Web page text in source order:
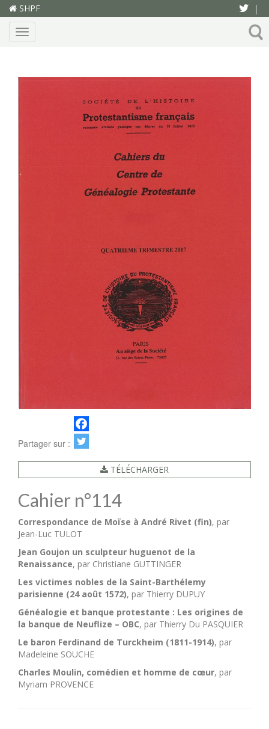
SHPF |
Menu
Partager sur :
TÉLÉCHARGER
Cahier n°114
Correspondance de Moïse à André Rivet (fin), par
Jean-Luc TULOT
Jean Goujon un sculpteur huguenot de la
Renaissance, par Christiane GUTTINGER
Les victimes nobles de la Saint-Barthélemy
parisienne (24 août 1572), par Thierry DUPUY
Généalogie et banque protestante : Les origines de
la banque de Neuflize – OBC, par Thierry Du PASQUIER
Le baron Ferdinand de Turckheim (1811-1914), par
Madeleine SOUCHE
Charles Moulin, comédien et homme de cœur, par
Myriam PROVENCE